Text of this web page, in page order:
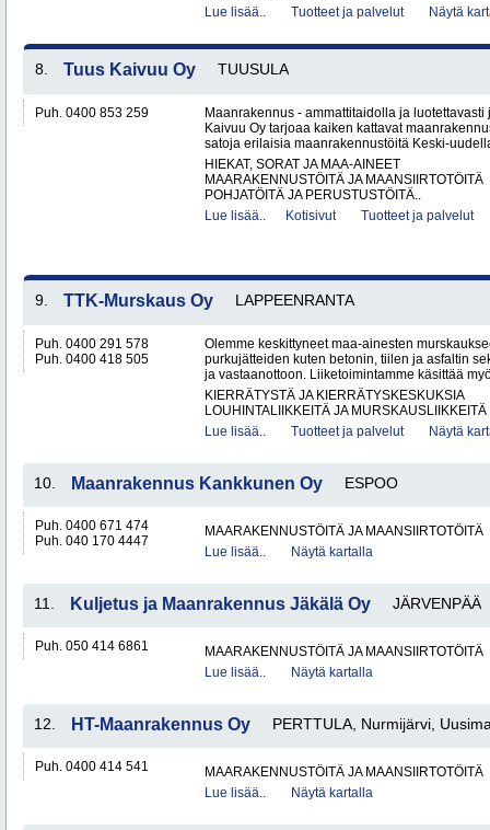
Lue lisää..
Tuotteet ja palvelut Näytä
8. Tuus Kaivuu Oy TUUSULA
Puh. 0400 853 259
Maanrakennus - ammattitaidolla ja
Kaivuu Oy tarjoaa kaiken kattavat
satoja erilaisia maanrakennustöitä Keski-
HIEKAT, SORAT JA MAA-AINEET
MAARAKENNUSTÖITÄ JA MAANSIIRTOTÖITÄ
POHJATÖITÄ JA PERUSTUSTÖITÄ..
Lue lisää..
Kotisivut Tuotteet ja palvelut
9. TTK-Murskaus Oy LAPPEENRANTA
Puh. 0400 291 578
Puh. 0400 418 505
Olemme keskittyneet maa-ainesten
purkujätteiden kuten betonin, tiilen ja asfaltin
ja vastaanottoon. Liiketoimintamme käsittää
KIERRÄTYSTÄ JA KIERRÄTYSKESKUKSIA
LOUHINTALIIKKEITÄ JA MURSKAUSLIIKKEITÄ
Lue lisää..
Tuotteet ja palvelut Näytä
10. Maanrakennus Kankkunen Oy ESPOO
Puh. 0400 671 474
Puh. 040 170 4447
MAARAKENNUSTÖITÄ JA MAANSIIRTOTÖITÄ
Lue lisää..
Näytä kartalla
11. Kuljetus ja Maanrakennus Jäkälä Oy JÄRVENPÄÄ
Puh. 050 414 6861
MAARAKENNUSTÖITÄ JA MAANSIIRTOTÖITÄ
Lue lisää..
Näytä kartalla
12. HT-Maanrakennus Oy PERTTULA, Nurmijärvi,
Puh. 0400 414 541
MAARAKENNUSTÖITÄ JA MAANSIIRTOTÖITÄ
Lue lisää..
Näytä kartalla